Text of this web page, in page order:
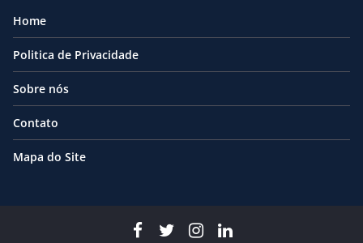
Home
Politica de Privacidade
Sobre nós
Contato
Mapa do Site